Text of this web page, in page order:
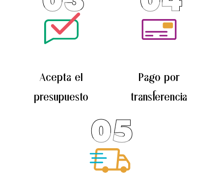
Acepta el
presupuesto
Pago por
transferencia
05